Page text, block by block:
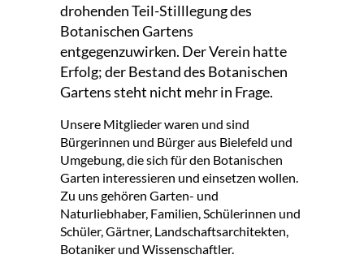
drohenden Teil-Stilllegung des
Botanischen Gartens
entgegenzuwirken. Der Verein hatte
Erfolg; der Bestand des Botanischen
Gartens steht nicht mehr in Frage.
Unsere Mitglieder waren und sind
Bürgerinnen und Bürger aus Bielefeld und
Umgebung, die sich für den Botanischen
Garten interessieren und einsetzen wollen.
Zu uns gehören Garten- und
Naturliebhaber, Familien, Schülerinnen und
Schüler, Gärtner, Landschaftsarchitekten,
Botaniker und Wissenschaftler.